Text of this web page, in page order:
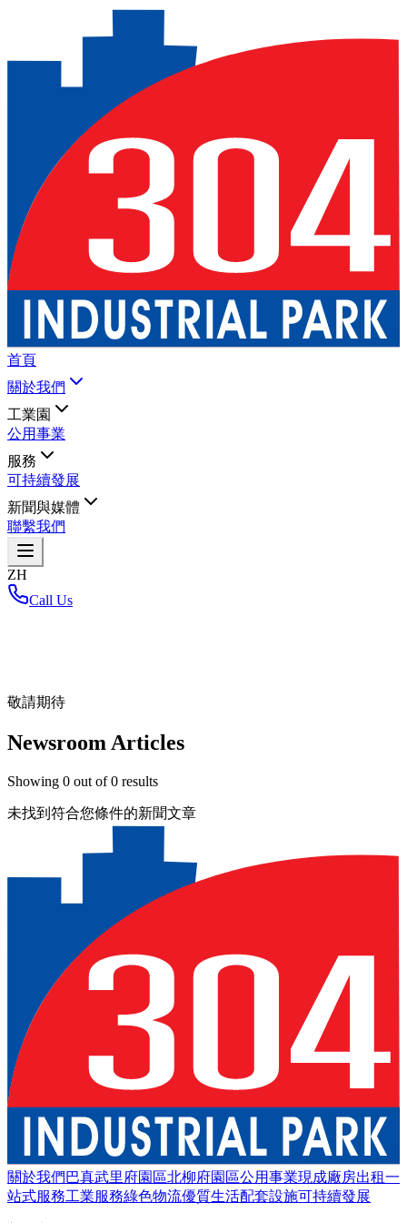
首頁
關於我們
工業園
公用事業
服務
可持續發展
新聞與媒體
聯繫我們
ZH
Call Us
敬請期待
Newsroom Articles
Showing 0 out of0 results
未找到符合您條件的新聞文章
關於我們 巴真武里府園區北柳府園區公用事業現成廠房出租一
站式服務工業服務綠色物流優質生活配套設施可持續發展